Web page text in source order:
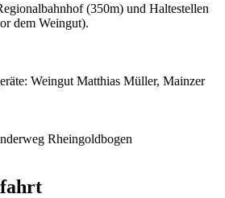
(350m) und Haltestellen
dem Weingut).
Weingut Matthias Müller, Mainzer
Rheingoldbogen